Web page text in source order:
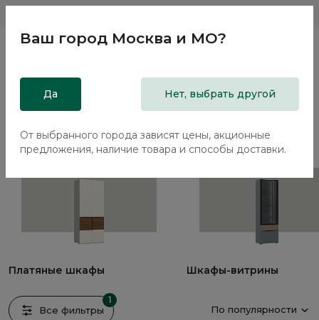
Главная
43 предмета
Платяные шкафы Шкафы-витрины
1
Все фильтры По популярности
Ваш город Москва и МО?
Да Нет, выбрать другой
От выбранного города зависят цены, акционные
предложения, наличие товара и способы доставки.